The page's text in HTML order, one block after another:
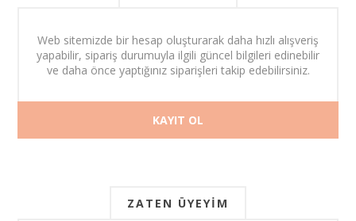
Web sitemizde bir hesap oluşturarak daha hızlı alışveriş
yapabilir, sipariş durumuyla ilgili güncel bilgileri edinebilir
ve daha önce yaptığınız siparişleri takip edebilirsiniz.
ZATEN ÜYEYIM